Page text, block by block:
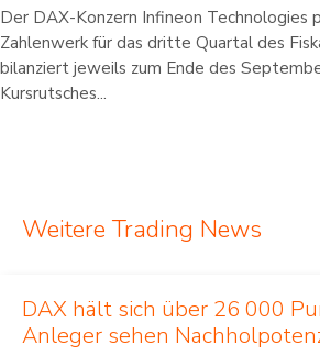
Der DAX-Konzern Infineon Technologies
Zahlenwerk für das dritte Quartal des
bilanziert jeweils zum Ende des
Kursrutsches...
Weitere Trading News
DAX hält sich über 26 000
Anleger sehen